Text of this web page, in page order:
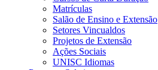
Matrículas
Salão de Ensino e Extensão
Setores Vincualdos
Projetos de Extensão
Ações Sociais
UNISC Idiomas